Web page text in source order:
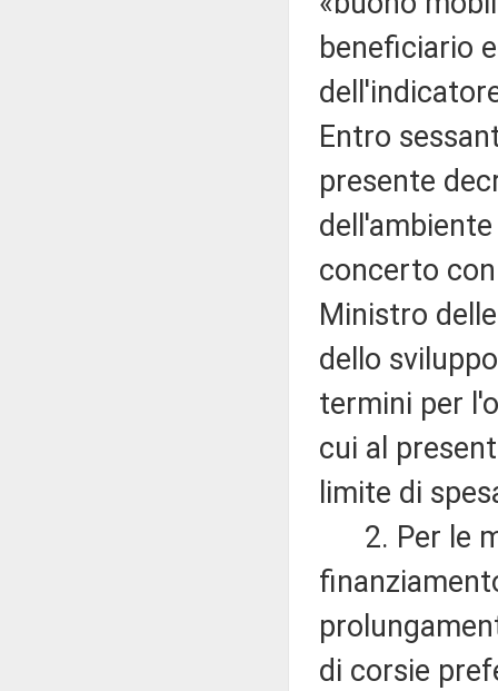
beneficiario
Entro
presente
concerto
Ministro
dello
termini per
cui al
limite di
2. Per le
di corsie